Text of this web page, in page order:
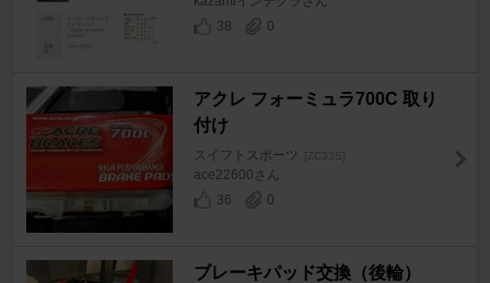
38
0
アクレ フォーミュラ700C 取り
付け
スイフトスポーツ [ZC33S]
ace22600さん
36
0
ブレーキパッド交換（後輪）